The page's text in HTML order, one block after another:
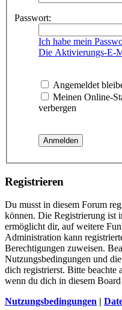
Passwort:
Ich habe mein
Die Aktivierungs-E-
Angemeldet
Meinen Online-
verbergen
Registrieren
Du musst in diesem Forum
können. Die Registrierung ist
ermöglicht dir, auf weitere
Administration kann
Berechtigungen zuweisen.
Nutzungsbedingungen und
dich registrierst. Bitte beachte
wenn du dich in diesem Board
Nutzungsbedingungen |